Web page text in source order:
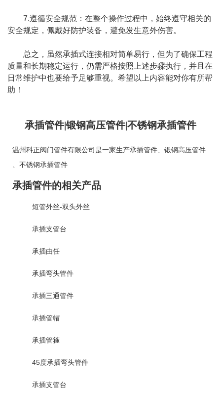
7.遵循安全规范：在整个操作过程中，始终遵守相关的
安全规定，佩戴好防护装备，避免发生意外伤害。
总之，虽然承插式连接相对简单易行，但为了确保工程
质量和长期稳定运行，仍需严格按照上述步骤执行，并且在
日常维护中也要给予足够重视。希望以上内容能对你有所帮
助！
承插管件|锻钢高压管件|不锈钢承插管件
温州科正阀门管件有限公司是一家生产承插管件
锻钢高压管件
不锈钢承插管件
承插管件的相关产品
短管外丝-双头外丝
承插支管台
承插由任
承插弯头管件
承插三通管件
承插管帽
承插管箍
45度承插弯头管件
承插支管台